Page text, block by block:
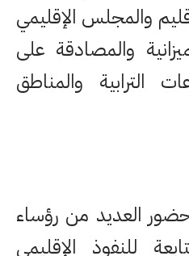
والمجلس الإقليمي
والمصادقة على
الترابية والمناطق
العديد من رؤساء
للنفوذ الإقليمي